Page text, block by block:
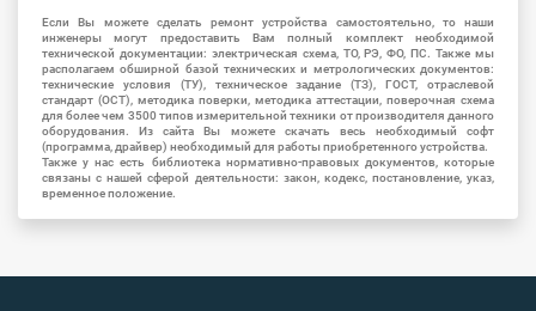
Если Вы можете сделать ремонт устройства самостоятельно, то наши
инженеры могут предоставить Вам полный комплект необходимой
технической документации: электрическая схема, ТО, РЭ, ФО, ПС. Также мы
располагаем обширной базой технических и метрологических документов:
технические условия (ТУ), техническое задание (ТЗ), ГОСТ, отраслевой
стандарт (ОСТ), методика поверки, методика аттестации, поверочная схема
для более чем 3500 типов измерительной техники от производителя данного
оборудования. Из сайта Вы можете скачать весь необходимый софт
(программа, драйвер) необходимый для работы приобретенного устройства.
Также у нас есть библиотека нормативно-правовых документов, которые
связаны с нашей сферой деятельности: закон, кодекс, постановление, указ,
временное положение.